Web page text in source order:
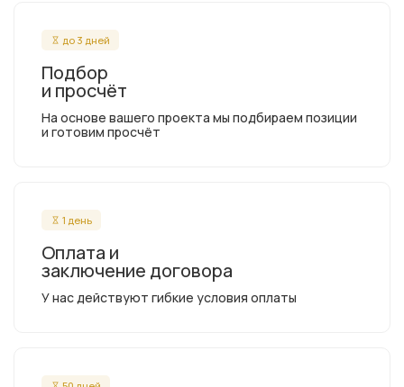
до 3 дней
Подбор
и просчёт
На основе вашего проекта мы подбираем позиции
и готовим просчёт
1 день
Оплата и
заключение договора
У нас действуют гибкие условия оплаты